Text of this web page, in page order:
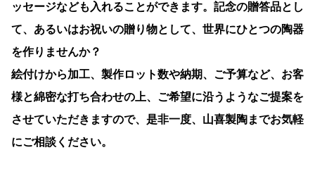
ッセージなども入れることができます。記念の贈答品とし
て、あるいはお祝いの贈り物として、世界にひとつの陶器
を作りませんか？
絵付けから加工、製作ロット数や納期、ご予算など、お客
様と綿密な打ち合わせの上、ご希望に沿うようなご提案を
させていただきますので、是非一度、山喜製陶までお気軽
にご相談ください。